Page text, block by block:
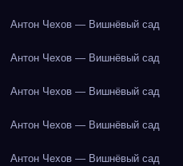
Антон Чехов — Вишнёвый сад
Антон Чехов — Вишнёвый сад
Антон Чехов — Вишнёвый сад
Антон Чехов — Вишнёвый сад
Антон Чехов — Вишнёвый сад